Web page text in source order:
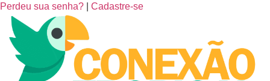
Perdeu sua senha?
Cadastre-se